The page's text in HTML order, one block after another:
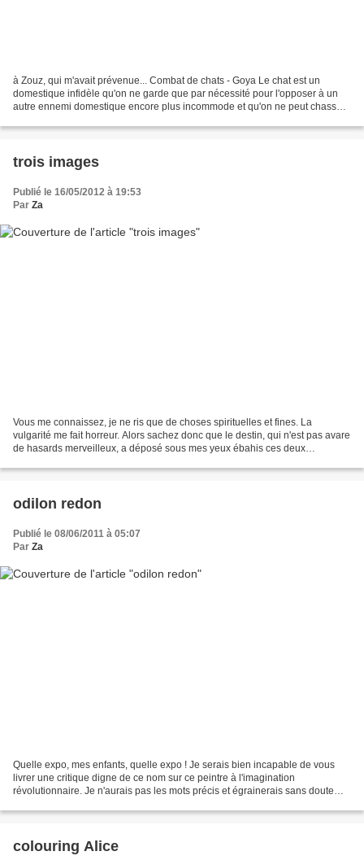
à Zouz, qui m'avait prévenue... Combat de chats - Goya Le chat est un
domestique infidèle qu'on ne garde que par nécessité pour l'opposer à un
autre ennemi domestique encore plus incommode et qu'on ne peut chasser.
trois images
Publié le 16/05/2012 à 19:53
Par Za
Vous me connaissez, je ne ris que de choses spirituelles et fines. La
vulgarité me fait horreur. Alors sachez donc que le destin, qui n'est pas avare
de hasards merveilleux, a déposé sous mes yeux ébahis ces deux
odilon redon
Publié le 08/06/2011 à 05:07
Par Za
Quelle expo, mes enfants, quelle expo ! Je serais bien incapable de vous
livrer une critique digne de ce nom sur ce peintre à l'imagination
révolutionnaire. Je n'aurais pas les mots précis et égrainerais sans doute
colouring Alice